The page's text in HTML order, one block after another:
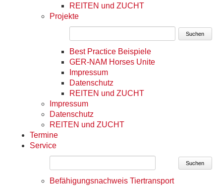
REITEN und ZUCHT
Projekte
Suchen
Best Practice Beispiele
GER-NAM Horses Unite
Impressum
Datenschutz
REITEN und ZUCHT
Impressum
Datenschutz
REITEN und ZUCHT
Termine
Service
Suchen
Befähigungsnachweis Tiertransport